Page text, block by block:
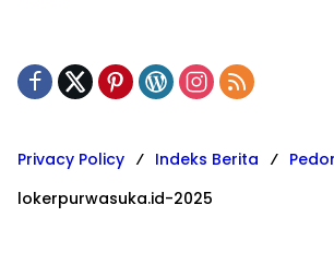
Privacy Policy Indeks Berita
lokerpurwasuka.id-2025